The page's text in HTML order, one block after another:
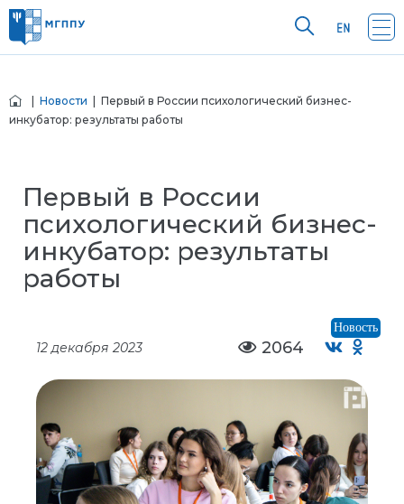
Новости | Первый в России психологический бизнес-
инкубатор: результаты работы
Первый в России
психологический бизнес-
инкубатор: результаты
работы
Новость
12 декабря 2023 2064